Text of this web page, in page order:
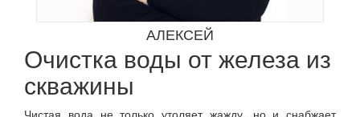
АЛЕКСЕЙ
Очистка воды от железа из
скважины
Чистая вода не только утоляет жажду, но и снабжает